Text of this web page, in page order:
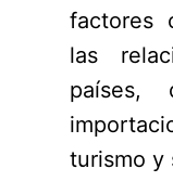
factores
las
turismo y